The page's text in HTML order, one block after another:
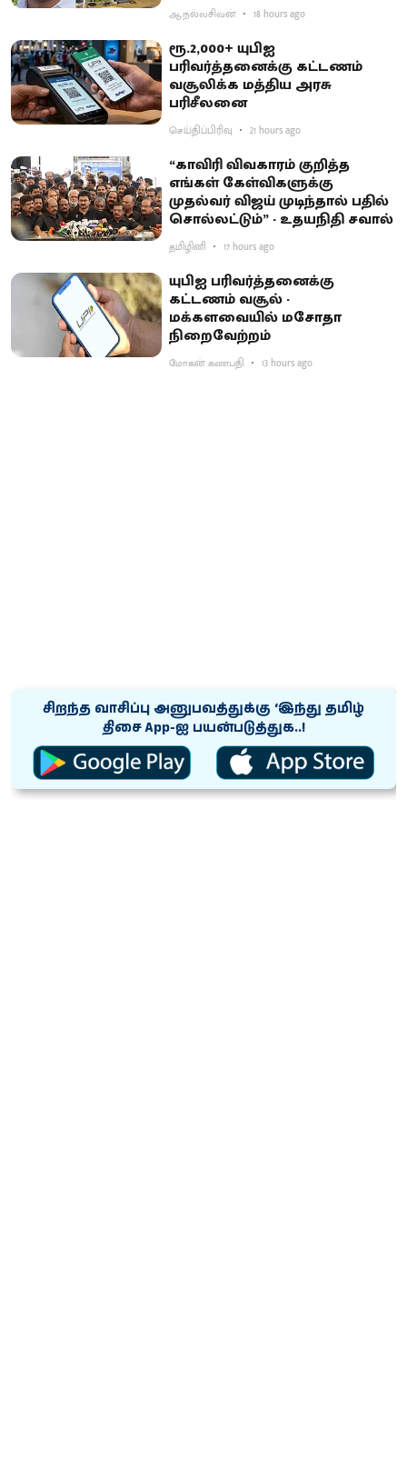
ஆ.நல்லசிவன் 18 hours ago
ரூ.2,000+ யுபிஐ
பரிவர்த்தனைக்கு கட்டணம்
வசூலிக்க மத்திய அரசு
பரிசீலனை
செய்திப்பிரிவு 21 hours ago
“காவிரி விவகாரம் குறித்த
எங்கள் கேள்விகளுக்கு
முதல்வர் விஜய் முடிந்தால் பதில்
சொல்லட்டும்” - உதயநிதி சவால்
தமிழினி 17 hours ago
யுபிஐ பரிவர்த்தனைக்கு
கட்டணம் வசூல் -
மக்களவையில் மசோதா
நிறைவேற்றம்
மோகன் கணபதி 13 hours ago
சிறந்த வாசிப்பு அனுபவத்துக்கு ‘இந்து தமிழ்
திசை App-ஐ பயன்படுத்துக..!